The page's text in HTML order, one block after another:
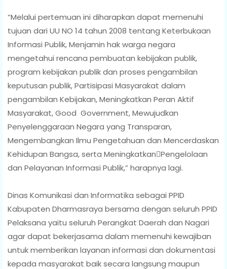
“Melalui pertemuan ini diharapkan dapat memenuhi
tujuan dari UU NO 14 tahun 2008 tentang Keterbukaan
Informasi Publik, Menjamin hak warga negara
mengetahui rencana pembuatan kebijakan publik,
program kebijakan publik dan proses pengambilan
keputusan publik, Partisipasi Masyarakat dalam
pengambilan Kebijakan, Meningkatkan Peran Aktif
Masyarakat, Good Government, Mewujudkan
Penyelenggaraan Negara yang Transparan,
Mengembangkan Ilmu Pengetahuan dan Mencerdaskan
Kehidupan Bangsa, serta MeningkatkanPengelolaan
dan Pelayanan Informasi Publik,” harapnya lagi.
Dinas Komunikasi dan Informatika sebagai PPID
Kabupaten Dharmasraya bersama dengan seluruh PPID
Pelaksana yaitu seluruh Perangkat Daerah dan Nagari
agar dapat bekerjasama dalam memenuhi kewajiban
untuk memberikan layanan informasi dan dokumentasi
kepada masyarakat baik secara langsung maupun